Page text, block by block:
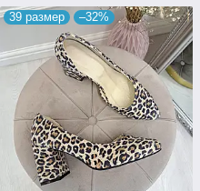
39 размер –32%